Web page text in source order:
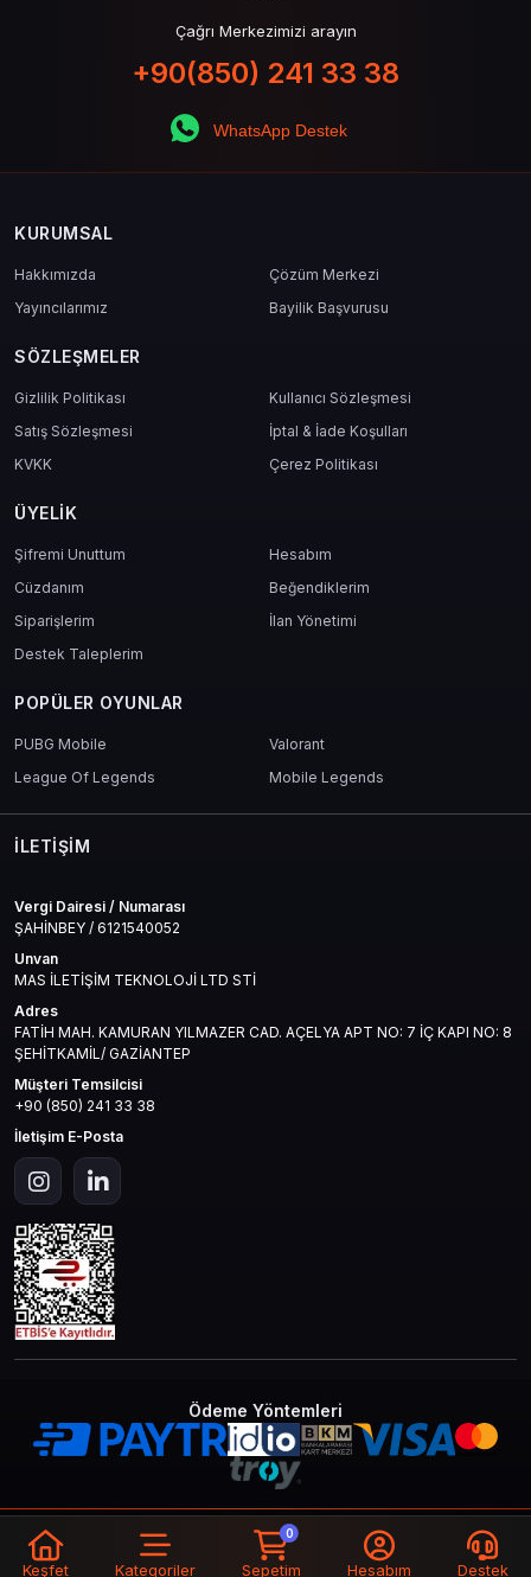
Keşfet Kategoriler
0
Sepetim Hesabım Destek
Çağrı Merkezimizi arayın
+90(850) 241 33 38
WhatsApp Destek
KURUMSAL
Hakkımızda
Çözüm Merkezi
Yayıncılarımız
Bayilik Başvurusu
SÖZLEŞMELER
Gizlilik Politikası
Kullanıcı Sözleşmesi
Satış Sözleşmesi
İptal & İade Koşulları
KVKK
Çerez Politikası
ÜYELIK
Şifremi Unuttum
Hesabım
Cüzdanım
Beğendiklerim
Siparişlerim
İlan Yönetimi
Destek Taleplerim
POPÜLER OYUNLAR
PUBG Mobile
Valorant
League Of Legends
Mobile Legends
İLETIŞIM
Vergi Dairesi / Numarası
ŞAHİNBEY / 6121540052
Unvan
MAS İLETİŞİM TEKNOLOJİ LTD STİ
Adres
FATİH MAH. KAMURAN YILMAZER CAD. AÇELYA APT NO: 7 İÇ KAPI NO: 8
ŞEHİTKAMİL/ GAZİANTEP
Müşteri Temsilcisi
+90 (850) 241 33 38
İletişim E-Posta
Ödeme Yöntemleri
© 2026
Saklıdır.
BirMAS İLETİŞİM TEKNOLOJİ LTD STİ
İştirakidir.